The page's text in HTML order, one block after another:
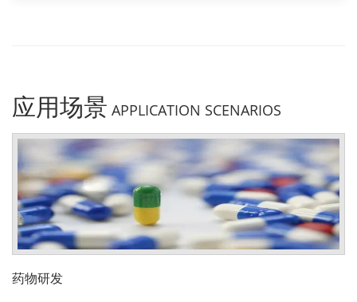
应用场景 APPLICATION SCENARIOS
药物研发